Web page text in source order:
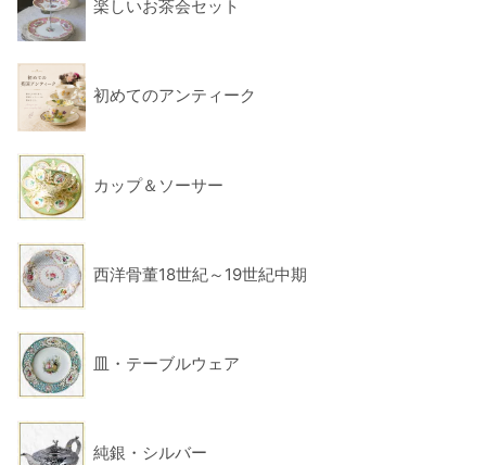
楽しいお茶会セット
初めてのアンティーク
カップ＆ソーサー
西洋骨董18世紀～19世紀中期
皿・テーブルウェア
純銀・シルバー